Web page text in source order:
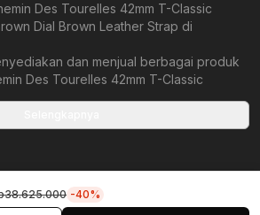
Des Tourelles 42mm T-Classic
Dial Brown Leather Strap di
dan menjual berbagai produk
Des Tourelles 42mm T-Classic
memberi penawaran terbaik bagi
produk jam tangan original,
harga yang lebih terjangkau dari
Anda, watchlovers, merupakan
-40%